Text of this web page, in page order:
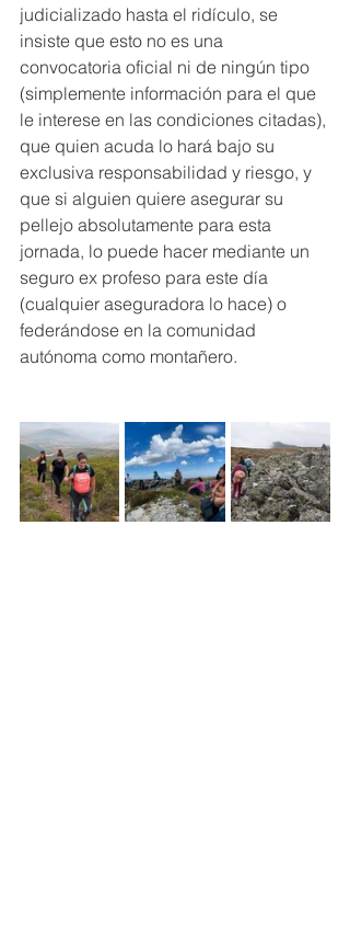
judicializado hasta el ridículo, se
insiste que esto no es una
convocatoria oficial ni de ningún tipo
(simplemente información para el que
le interese en las condiciones citadas),
que quien acuda lo hará bajo su
exclusiva responsabilidad y riesgo, y
que si alguien quiere asegurar su
pellejo absolutamente para esta
jornada, lo puede hacer mediante un
seguro ex profeso para este día
(cualquier aseguradora lo hace) o
federándose en la comunidad
autónoma como montañero.